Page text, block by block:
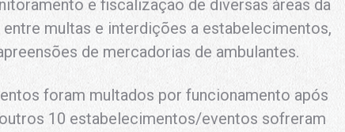
e fiscalização de diversas áreas da
multas e interdições a estabelecimentos,
de mercadorias de ambulantes.
foram multados por funcionamento após
10 estabelecimentos/eventos sofreram